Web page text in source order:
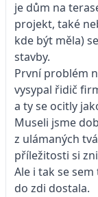
je dům na
projekt, také
kde být měla)
stavby.
První problém
vysypal řidič
a ty se ocitly
Museli jsme
z ulámaných
příležitosti si
Ale i tak se
do zdi dostala.